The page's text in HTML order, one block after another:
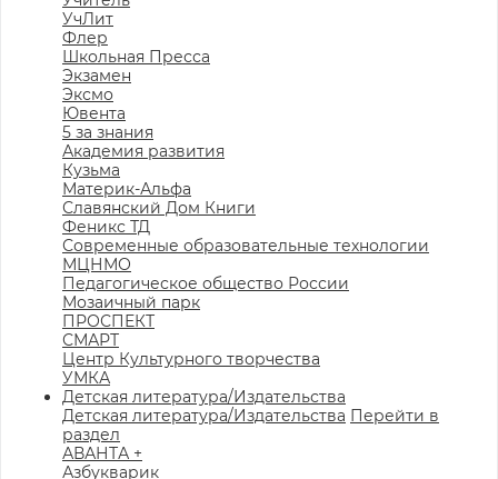
УчЛит
Флер
Школьная Пресса
Экзамен
Эксмо
Ювента
5 за знания
Академия развития
Кузьма
Материк-Альфа
Славянский Дом Книги
Феникс ТД
Современные образовательные технологии
МЦНМО
Педагогическое общество России
Мозаичный парк
ПРОСПЕКТ
СМАРТ
Центр Культурного творчества
УМКА
Детская литература/Издательства
Детская литература/Издательства Перейти в
раздел
АВАНТА +
Азбукварик